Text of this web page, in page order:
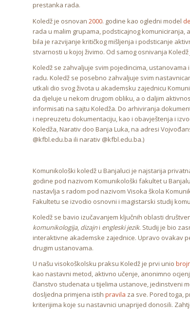
prestanka rada.
Koledž je osnovan 2000. godine kao ogledni model
rada u malim grupama, podsticajnog komuniciranja,
bila je razvijanje kritičkog mišljenja i podsticanje
stvarnosti u kojoj živimo. Od samog osnivanja
Koledž se zahvaljuje svim pojedincima,
radu. Koledž se posebno zahvaljuje svim
utkali dio svog života u akademsku zajednicu
da djeluje u nekom drugom obliku, a o daljim
informisati na sajtu Koledža. Do arhiviranja
i nepreuzetu dokumentaciju, kao i obavještenja i
Koledža, Narativ doo Banja Luka, na adresi
@kfbl.edu.ba ili narativ @kfbl.edu.ba.)
Komunikološki koledž u Banjaluci je najstarija
godine pod nazivom Komunikološki fakultet u
nastavlja s radom pod nazivom Visoka škola
Fakultetu se izvodio osnovni i magistarski studij
Koledž se bavio izučavanjem ključnih oblasti
komunikologija, dizajni engleski jezik. Studij je bio
interaktivne akademske zajednice. Upravo ovakav
drugim ustanovama.
U našu visokoškolsku praksu Koledž je prvi unio
kao nastavni metod, aktivno učenje, anonimno
članstvo studenata u tijelima ustanove, jedinstveni
dosljedna primjena istih pravila za sve. Pored toga,
kriterijima koje su nastavnici unaprijed donosili.